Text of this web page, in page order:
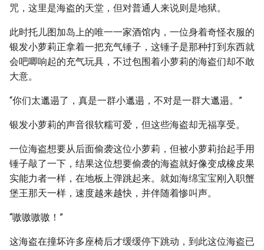
咒，这里是海盗的天堂，但对普通人来说则是地狱。
此时托儿图加岛上的唯一一家酒馆内，一位身着奇怪衣服的
银发小萝莉正拿着一把充气锤子，这锤子是那种打到东西就
会吧唧响起的充气玩具，不过包围着小萝莉的海盗们却不敢
大意。
“你们太邋遢了，真是一群小邋遢，不对是一群大邋遢。”
银发小萝莉的声音很软糯可爱，但这些海盗却无福享受。
一位海盗想要从后面偷袭这位小萝莉，但被小萝莉抬起手用
锤子敲了一下，结果这位想要偷袭的海盗就好像变成橡皮果
实能力者一样，在地板上弹跳起来。就如海绵宝宝刚入职蟹
堡王那天一样，速度越来越快，并伴随着惨叫声。
“嗷嗷嗷嗷！”
这海盗在撞坏许多座椅后才缓缓停下跳动，到此这位海盗已